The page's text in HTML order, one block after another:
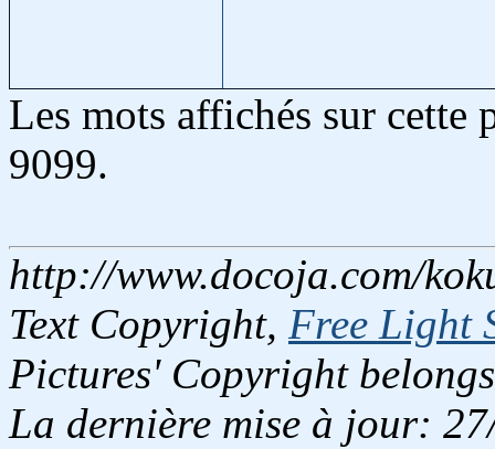
Les mots affichés sur cette
9099.
http://www.docoja.com/
Text Copyright, Free Light
Pictures' Copyright
La dernière mise à jour: